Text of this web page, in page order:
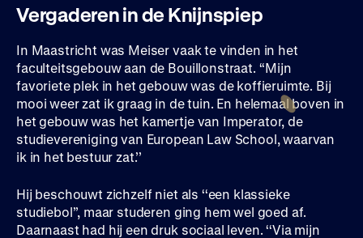
Vergaderen in de Knijnspiep
In Maastricht was Meiser vaak te vinden in het
faculteitsgebouw aan de Bouillonstraat. ‘‘Mijn
favoriete plek in het gebouw was de koffieruimte. Bij
mooi weer zat ik graag in de tuin. En helemaal boven in
het gebouw was het kamertje van Imperator, de
studievereniging van European Law School, waarvan
ik in het bestuur zat.’’
Hij beschouwt zichzelf niet als ‘‘een klassieke
studiebol’’, maar studeren ging hem wel goed af.
Daarnaast had hij een druk sociaal leven. ‘‘Via mijn